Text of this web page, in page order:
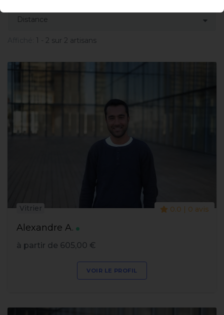
1 - 2 sur 2 artisans
Alexandre A.
Vitrier 0.0 | 0 avis
à partir de 605,00 €
VOIR LE PROFIL